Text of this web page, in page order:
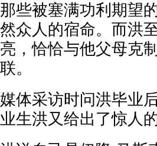
那些被塞满功利期望
然众人的宿命。而洪
亮，恰恰与他父母克
联。
媒体采访时问洪毕业
业生洪又给出了惊人